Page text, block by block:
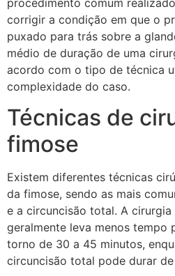
procedimento comum
corrigir a condição em que o
puxado para trás sobre a
médio de duração de uma
acordo com o tipo de técnica
complexidade do caso.
Técnicas de
fimose
Existem diferentes técnicas
da fimose, sendo as mais
e a circuncisão total. A
geralmente leva menos tempo
torno de 30 a 45 minutos,
circuncisão total pode durar